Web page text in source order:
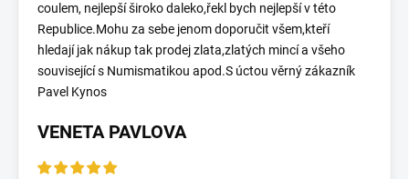
coulem, nejlepší široko daleko,řekl bych nejlepší v této
Republice.Mohu za sebe jenom doporučit všem,kteří
hledají jak nákup tak prodej zlata,zlatých mincí a všeho
související s Numismatikou apod.S úctou věrný zákazník
Pavel Kynos
VENETA PAVLOVA